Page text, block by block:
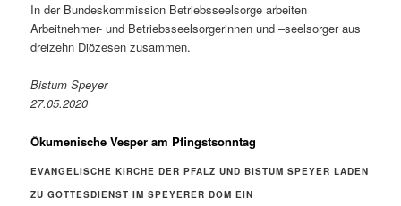
In der Bundeskommission Betriebsseelsorge arbeiten
Arbeitnehmer- und Betriebsseelsorgerinnen und –seelsorger aus
dreizehn Diözesen zusammen.
Bistum Speyer
27.05.2020
Ökumenische Vesper am Pfingstsonntag
EVANGELISCHE KIRCHE DER PFALZ UND BISTUM SPEYER LADEN
ZU GOTTESDIENST IM SPEYERER DOM EIN